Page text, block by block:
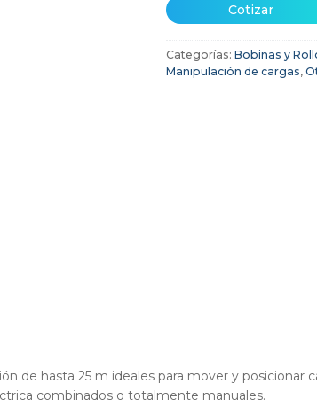
Cotizar
Categorías: Bobinas y
Manipulación de cargas,
de hasta 25 m ideales para mover y
combinados o totalmente manuales.